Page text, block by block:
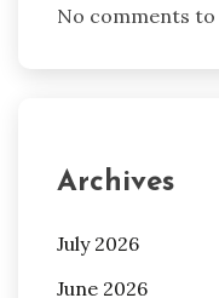
No comments to
Archives
July 2026
June 2026